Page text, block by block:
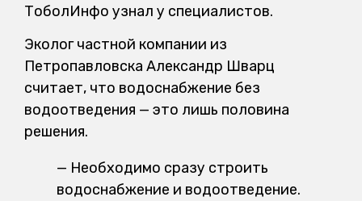
ТоболИнфо узнал у специалистов.
Эколог частной компании из
Петропавловска Александр Шварц
считает, что водоснабжение без
водоотведения — это лишь половина
решения.
— Необходимо сразу строить
водоснабжение и водоотведение.